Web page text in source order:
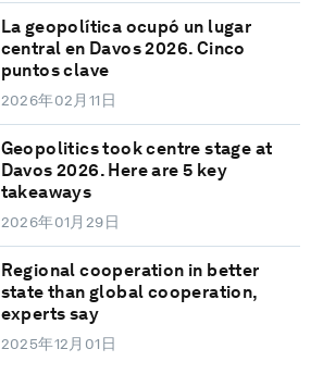
La geopolítica ocupó un lugar
central en Davos 2026. Cinco
puntos clave
2026年02月11日
Geopolitics took centre stage at
Davos 2026. Here are 5 key
takeaways
2026年01月29日
Regional cooperation in better
state than global cooperation,
experts say
2025年12月01日